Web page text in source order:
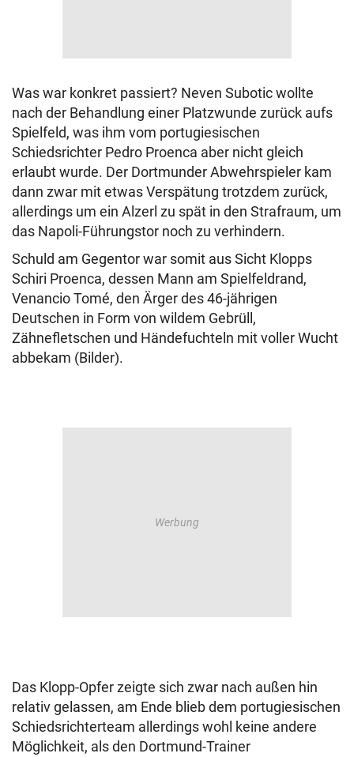
Was war konkret passiert? Neven Subotic wollte
nach der Behandlung einer Platzwunde zurück aufs
Spielfeld, was ihm vom portugiesischen
Schiedsrichter Pedro Proenca aber nicht gleich
erlaubt wurde. Der Dortmunder Abwehrspieler kam
dann zwar mit etwas Verspätung trotzdem zurück,
allerdings um ein Alzerl zu spät in den Strafraum, um
das Napoli-Führungstor noch zu verhindern.
Schuld am Gegentor war somit aus Sicht Klopps
Schiri Proenca, dessen Mann am Spielfeldrand,
Venancio Tomé, den Ärger des 46-jährigen
Deutschen in Form von wildem Gebrüll,
Zähnefletschen und Händefuchteln mit voller Wucht
abbekam (Bilder).
Das Klopp-Opfer zeigte sich zwar nach außen hin
relativ gelassen, am Ende blieb dem portugiesischen
Schiedsrichterteam allerdings wohl keine andere
Möglichkeit, als den Dortmund-Trainer